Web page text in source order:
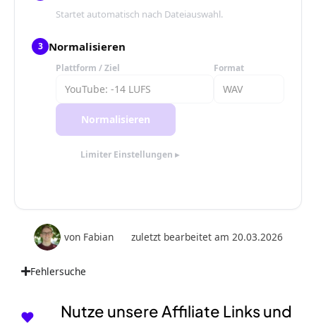
Startet automatisch nach Dateiauswahl.
3 Normalisieren
Plattform / Ziel Format
Normalisieren
Limiter Einstellungen ▸
vonFabian zuletzt bearbeitet am 20.03.2026
Fehlersuche
Nutze unsere Affiliate Links und